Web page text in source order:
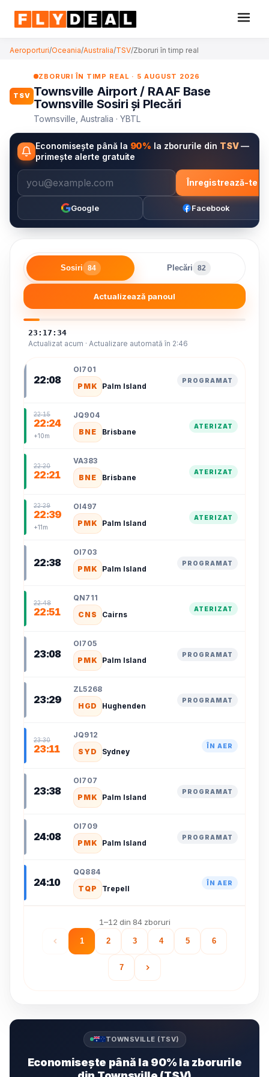
Aeroporturi/Oceania/Australia/TSV/Zboruri în timp real
TSV
ZBORURI ÎN TIMP REAL · 5 AUGUST 2026
Townsville Airport / RAAF Base
Townsville Sosiri și Plecări
Townsville, Australia · YBTL
Economisește până la 90% la zborurile din TSV—
primește alerte gratuite
Înregistrează-te
Google Facebook
Sosiri 84 Plecări 82
Actualizează panoul
23:17:34
Actualizat acum · Actualizare automată în 2:46
22:08
OI701
PMK
Palm Island
PROGRAMAT
22:15
22:24
+10m
JQ904
BNE
Brisbane
ATERIZAT
22:20
22:21
VA383
BNE
Brisbane
ATERIZAT
22:29
22:39
+11m
OI497
PMK
Palm Island
ATERIZAT
22:38
OI703
PMK
Palm Island
PROGRAMAT
22:48
22:51
QN711
CNS
Cairns
ATERIZAT
23:08
OI705
PMK
Palm Island
PROGRAMAT
23:29
ZL5268
HGD
Hughenden
PROGRAMAT
23:30
23:11
JQ912
SYD
Sydney
ÎN AER
23:38
OI707
PMK
Palm Island
PROGRAMAT
24:08
OI709
PMK
Palm Island
PROGRAMAT
24:10
QQ884
TQP
Trepell
ÎN AER
1–12 din 84 zboruri
1 2 3 4 5 6
7
TOWNSVILLE (TSV)
Economisește până la 90% la zborurile